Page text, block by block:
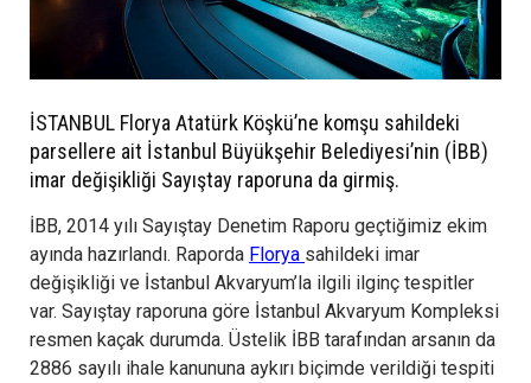
İSTANBUL Florya Atatürk Köşkü’ne komşu sahildeki
parsellere ait İstanbul Büyükşehir Belediyesi’nin (İBB)
imar değişikliği Sayıştay raporuna da girmiş.
İBB, 2014 yılı Sayıştay Denetim Raporu geçtiğimiz ekim
ayında hazırlandı. Raporda Florya sahildeki imar
değişikliği ve İstanbul Akvaryum’la ilgili ilginç tespitler
var. Sayıştay raporuna göre İstanbul Akvaryum Kompleksi
resmen kaçak durumda. Üstelik İBB tarafından arsanın da
2886 sayılı ihale kanununa aykırı biçimde verildiği tespiti